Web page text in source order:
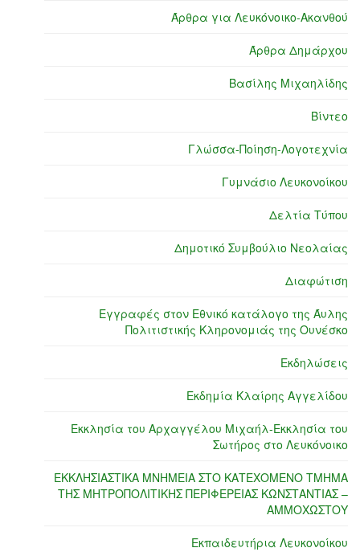
Άρθρα για Λευκόνοικο-Ακανθού
Άρθρα Δημάρχου
Βασίλης Μιχαηλίδης
Βίντεο
Γλώσσα-Ποίηση-Λογοτεχνία
Γυμνάσιο Λευκονοίκου
Δελτία Τύπου
Δημοτικό Συμβούλιο Νεολαίας
Διαφώτιση
Εγγραφές στον Εθνικό κατάλογο της Άυλης
Πολιτιστικής Κληρονομιάς της Ουνέσκο
Εκδηλώσεις
Εκδημία Κλαίρης Αγγελίδου
Εκκλησία του Αρχαγγέλου Μιχαήλ-Εκκλησία του
Σωτήρος στο Λευκόνοικο
ΕΚΚΛΗΣΙΑΣΤΙΚΑ ΜΝΗΜΕΙΑ ΣΤΟ ΚΑΤΕΧΟΜΕΝΟ ΤΜΗΜΑ
ΤΗΣ ΜΗΤΡΟΠΟΛΙΤΙΚΗΣ ΠΕΡΙΦΕΡΕΙΑΣ ΚΩΝΣΤΑΝΤΙΑΣ –
ΑΜΜΟΧΩΣΤΟΥ
Εκπαιδευτήρια Λευκονοίκου